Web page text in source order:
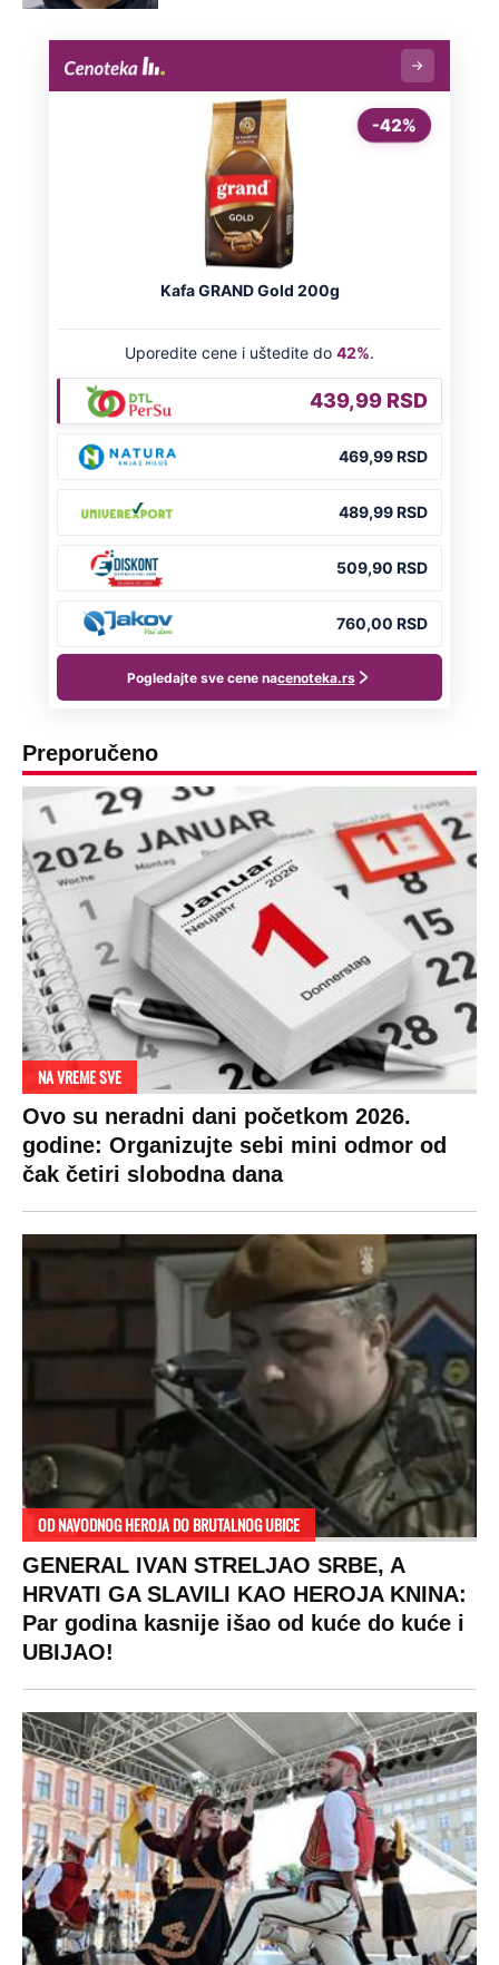
Preporučeno
NA VREME SVE
Ovo su neradni dani početkom 2026.
godine: Organizujte sebi mini odmor od
čak četiri slobodna dana
OD NAVODNOG HEROJA DO BRUTALNOG UBICE
GENERAL IVAN STRELJAO SRBE, A
HRVATI GA SLAVILI KAO HEROJA KNINA:
Par godina kasnije išao od kuće do kuće i
UBIJAO!